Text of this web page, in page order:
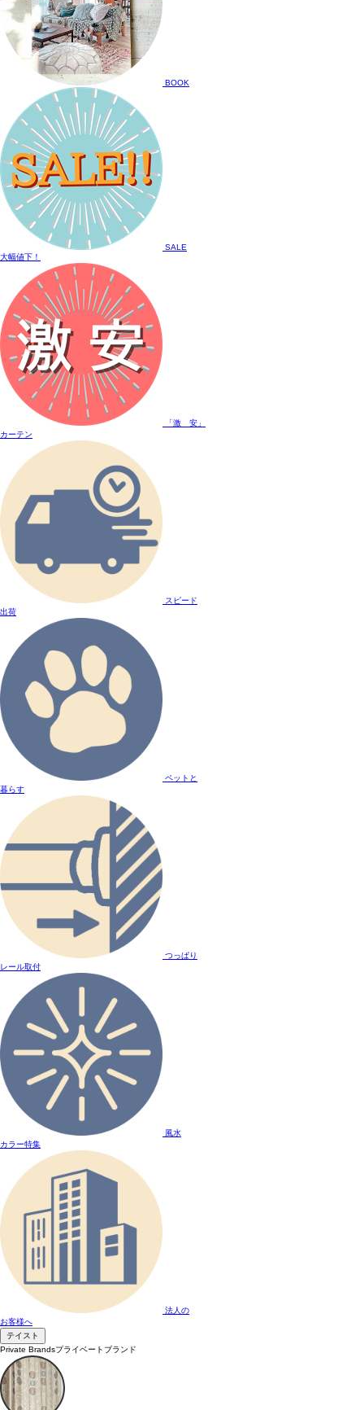
BOOK
SALE
大幅値下！
「激 安」
カーテン
スピード
出荷
ペットと
暮らす
つっぱり
レール取付
風水
カラー特集
法人の
お客様へ
テイスト
Private Brandsプライベートブランド